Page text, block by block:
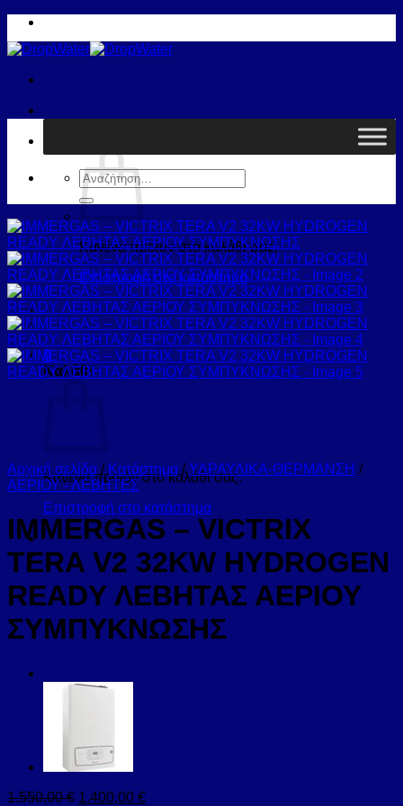
Μετάβαση
περιεχόμενο
Κανένα προϊόν στο καλάθι σας.
Επιστροφή στο κατάστημα
0
Καλάθι
Κανένα προϊόν στο καλάθι σας.
Επιστροφή στο κατάστημα
Αναζήτηση
για:
Αρχική σελίδα / Κατάστημα / ΥΔΡΑΥΛΙΚΑ-ΘΕΡΜΑΝΣΗ /
ΑΕΡΙΟΥ - ΛΕΒΗΤΕΣ
IMMERGAS – VICTRIX
TERA V2 32KW HYDROGEN
READY ΛΕΒΗΤΑΣ ΑΕΡΙΟΥ
ΣΥΜΠΥΚΝΩΣΗΣ
1.550,00€ Original
1.400,00 €Η